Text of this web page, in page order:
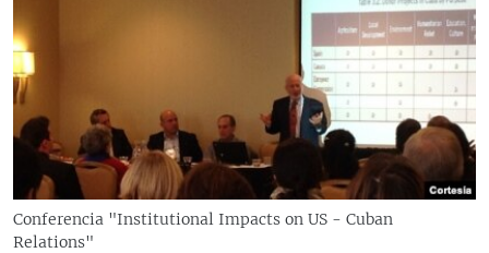
AUDIOVISUALES MARTÍ
RADIO MARTÍ
ESPECIALES
ESPECIALES
LA REALIDAD DE LA VIVIENDA EN CUBA
SER VIEJO EN CUBA
MULTIMEDIA
EDITORIALES
Conferencia "Institutional Impacts on US - Cuban
Relations"